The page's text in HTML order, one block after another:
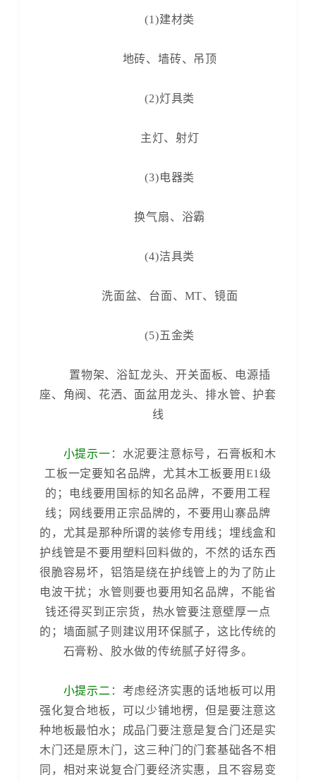
(1)建材类
地砖、墙砖、吊顶
(2)灯具类
主灯、射灯
(3)电器类
换气扇、浴霸
(4)洁具类
洗面盆、台面、MT、镜面
(5)五金类
置物架、浴缸龙头、开关面板、电源插
座、角阀、花洒、面盆用龙头、排水管、护套
线
小提示一 ：水泥要注意标号，石膏板和木
工板一定要知名品牌，尤其木工板要用E1级
的；电线要用国标的知名品牌，不要用工程
线；网线要用正宗品牌的，不要用山寨品牌
的，尤其是那种所谓的装修专用线；埋线盒和
护线管是不要用塑料回料做的，不然的话东西
很脆容易坏，铝箔是绕在护线管上的为了防止
电波干扰；水管则要也要用知名品牌，不能省
钱还得买到正宗货，热水管要注意壁厚一点
的；墙面腻子则建议用环保腻子，这比传统的
石膏粉、胶水做的传统腻子好得多。
小提示二 ：考虑经济实惠的话地板可以用
强化复合地板，可以少铺地楞，但是要注意这
种地板最怕水；成品门要注意是复合门还是实
木门还是原木门，这三种门的门套基础各不相
同，相对来说复合门要经济实惠，且不容易变